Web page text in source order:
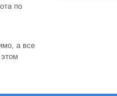
по
а все